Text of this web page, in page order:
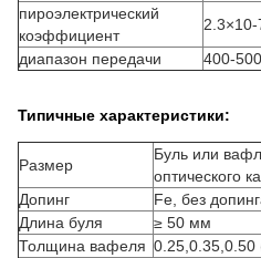
пироэлектрический
коэффициент
диапазон передачи
400-
Типичные характеристики:
Размер
Буль или
оптического
Допинг
Fe, без
Длина буля
≥ 50 мм
Толщина вафеля 0.25 0.35 0.50